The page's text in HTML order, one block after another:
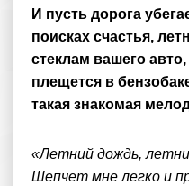
И пусть дорога
поисках счастья,
стеклам вашего
плещется в
такая знакомая
«Летний дождь,
Шепчет мне легко и